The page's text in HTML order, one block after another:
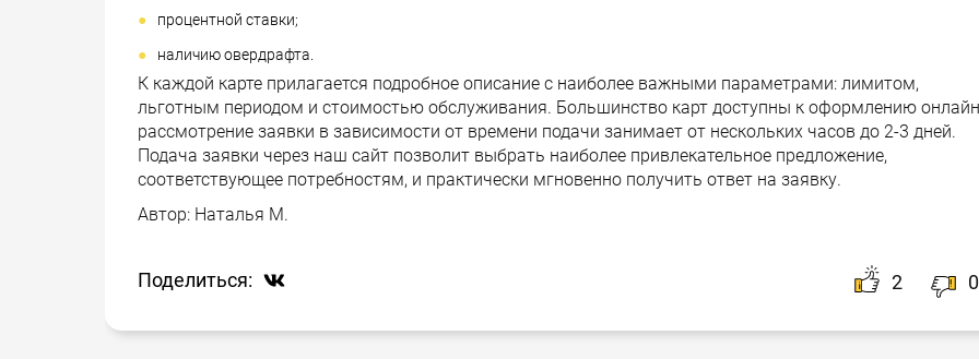
процентной ставки;
наличию овердрафта.
К каждой карте прилагается подробное описание с наиболее важными параметрами: лимитом,
льготным периодом и стоимостью обслуживания. Большинство карт доступны к оформлению
рассмотрение заявки в зависимости от времени подачи занимает от нескольких часов до 2-3 дней.
Подача заявки через наш сайт позволит выбрать наиболее привлекательное предложение,
соответствующее потребностям, и практически мгновенно получить ответ на заявку.
Автор: Наталья М.
Поделиться: 2 0